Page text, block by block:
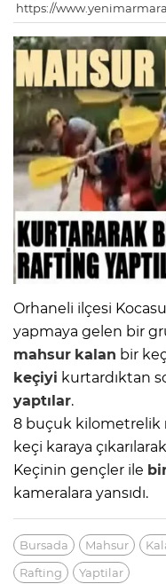
https://
Orhaneli ilçesi
yapmaya gelen bir
mahsur kalan bir
keçiyi kurtardıktan
yaptılar.
8 buçuk kilometrelik
keçi karaya
Keçinin gençler ile
kameralara yansıdı.
Bursada Mahsur
Rafting
Yaptilar